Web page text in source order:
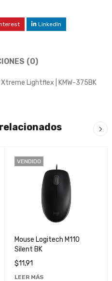
LinkedIn
(0)
Xtreme Lightflex | KMW-375BK
VENDIDO
Mouse Logitech M110
Silent BK
$11,91
LEER MÁS